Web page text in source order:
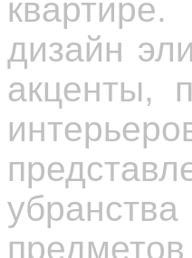
дизайн
акценты,